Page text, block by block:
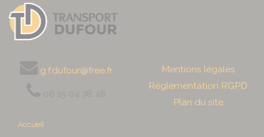
g.f.dufour@free.fr
Mentions légales
Réglementation RGPD
Plan du site
Accueil